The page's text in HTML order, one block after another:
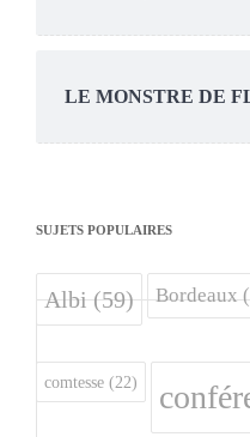
LE MONSTRE DE
SUJETS POPULAIRES
Albi(59) Bordeaux
comtesse (22)